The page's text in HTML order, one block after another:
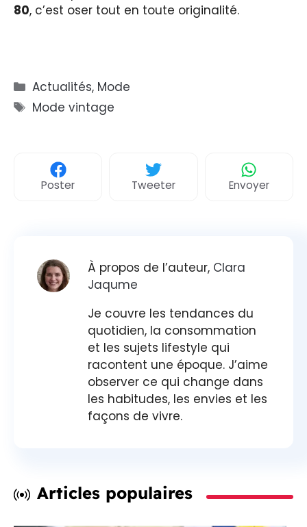
80, c’est oser tout en toute originalité.
Catégories
Actualités, Mode
Étiquettes
Mode vintage
Poster Tweeter Envoyer
À propos de l’auteur, Clara
Jaqume
Je couvre les tendances du
quotidien, la consommation
et les sujets lifestyle qui
racontent une époque. J’aime
observer ce qui change dans
les habitudes, les envies et les
façons de vivre.
Articles populaires